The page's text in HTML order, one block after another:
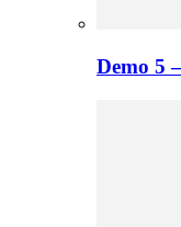
Demo 5